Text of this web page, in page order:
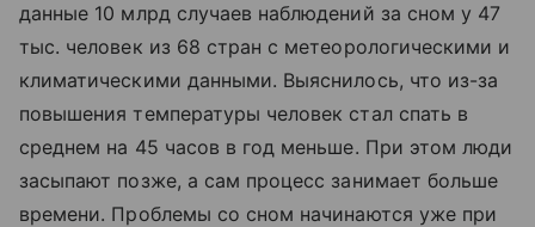
данные 10 млрд случаев наблюдений за сном у 47
тыс. человек из 68 стран с метеорологическими и
климатическими данными. Выяснилось, что из-за
повышения температуры человек стал спать в
среднем на 45 часов в год меньше. При этом люди
засыпают позже, а сам процесс занимает больше
времени. Проблемы со сном начинаются уже при